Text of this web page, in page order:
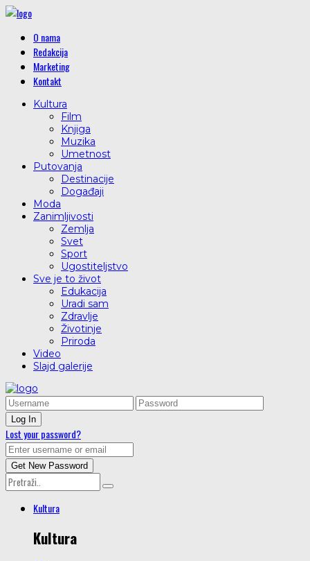
O nama
Redakcija
Marketing
Kontakt
Kultura
Film
Knjiga
Muzika
Umetnost
Putovanja
Destinacije
Događaji
Moda
Zanimljivosti
Zemlja
Svet
Sport
Ugostiteljstvo
Sve je to život
Edukacija
Uradi sam
Zdravlje
Životinje
Priroda
Video
Slajd galerije
Lost your password?
Kultura
Kultura